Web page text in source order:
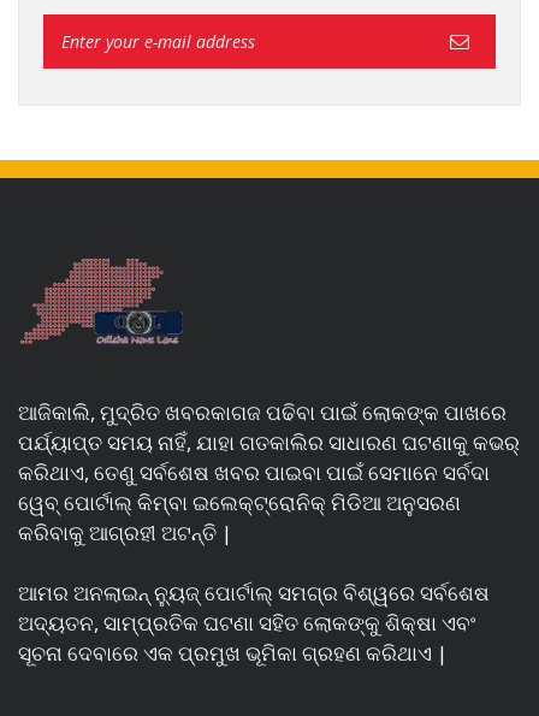
ଆଜିକାଲି, ମୁଦ୍ରିତ ଖବରକାଗଜ ପଢିବା ପାଇଁ ଲୋକଙ୍କ ପାଖରେ
ପର୍ଯ୍ୟାପ୍ତ ସମୟ ନାହିଁ, ଯାହା ଗତକାଲିର ସାଧାରଣ ଘଟଣାକୁ କଭର୍
କରିଥାଏ, ତେଣୁ ସର୍ବଶେଷ ଖବର ପାଇବା ପାଇଁ ସେମାନେ ସର୍ବଦା
ୱେବ୍ ପୋର୍ଟାଲ୍ କିମ୍ବା ଇଲେକ୍ଟ୍ରୋନିକ୍ ମିଡିଆ ଅନୁସରଣ
କରିବାକୁ ଆଗ୍ରହୀ ଅଟନ୍ତି |
ଆମର ଅନଲାଇନ୍ ନ୍ୟୁଜ୍ ପୋର୍ଟାଲ୍ ସମଗ୍ର ବିଶ୍ୱରେ ସର୍ବଶେଷ
ଅଦ୍ୟତନ, ସାମ୍ପ୍ରତିକ ଘଟଣା ସହିତ ଲୋକଙ୍କୁ ଶିକ୍ଷା ଏବଂ
ସୂଚନା ଦେବାରେ ଏକ ପ୍ରମୁଖ ଭୂମିକା ଗ୍ରହଣ କରିଥାଏ |